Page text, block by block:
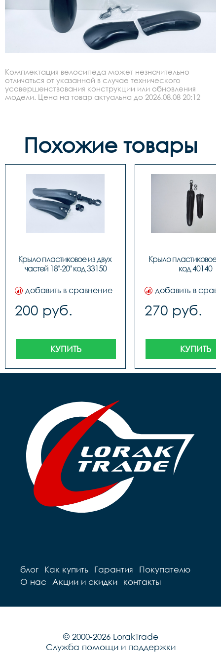
Комплектация велосипеда может незначительно
отличаться от указанной в случае технического
усовершенствования конструкции или обновления
модели. Цена на товар актуальна до 2026.08.08 20:12
Похожие товары
Крыло пластиковое из двух
частей 18"-20" код 33150
добавить в сравнение
200 руб.
КУПИТЬ
Крыло пластиковое
код 40140
добавить в
270 руб.
КУПИТЬ
блог Как купить Гарантия
Покупателю
О нас
Акции и скидки контакты
© 2000-2026 LorakTrade
Служба помощи и поддержки